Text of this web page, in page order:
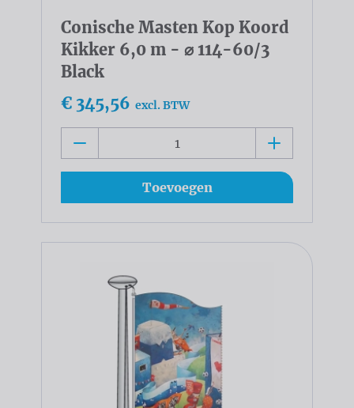
Conische Masten Kop Koord
Kikker 6,0 m - ⌀ 114-60/3
Black
€ 345,56 excl. BTW
Toevoegen